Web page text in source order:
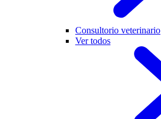
Consultorio veterinario
Ver todos